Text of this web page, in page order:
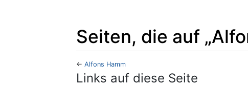
Seiten, die auf
← Alfons Hamm
Wechseln zu:Navigation ,Suche
Links auf diese Seite